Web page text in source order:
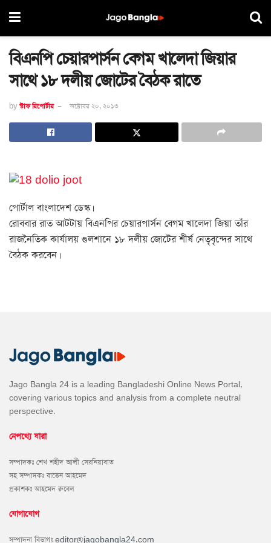
বিএনপি চেয়ারপার্সন বেগম খালেদা জিয়ার
সাথে ১৮ দলীয় জোটের বৈঠক রাতে
by স্টাফ রিপোর্টার অক্টোবর ২০, ২০১৩
পোর্টাল বাংলাদেশ ডেস্ক।
রোববার রাত আটটায় বিএনপির চেয়ারপার্সন বেগম খালেদা জিয়া তাঁর
রাজনৈতিক কার্যালয় গুলশানে ১৮ দলীয় জোটের শীর্ষ নেতৃবৃন্দের সাথে
বৈঠক করবেন।
Jago Bangla 24 is a leading Bangladeshi Online News Portal,
covering various topics and analysis from a complete neutral
perspective.
নেপথ্যে যারা
সম্পাদকঃ শেখ শহীদ আলী সেরনিয়াবাত
সহ সম্পাদকঃ বাতেন আহমেদ
প্রকাশকঃ আহমেদ রুবেল
যোগাযোগ
সম্পাদনা বিভাগঃ editor@jagobangla24.com